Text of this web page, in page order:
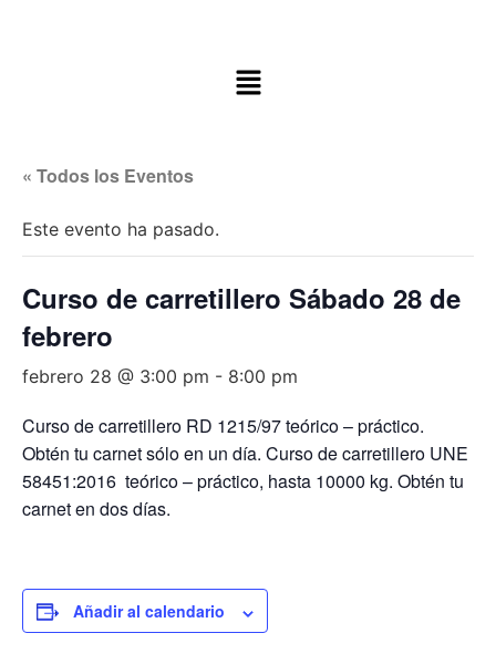
« Todos los Eventos
Este evento ha pasado.
Curso de carretillero Sábado 28 de
febrero
febrero 28 @ 3:00 pm - 8:00 pm
Curso de carretillero RD 1215/97 teórico – práctico.
Obtén tu carnet sólo en un día. Curso de carretillero UNE
58451:2016 teórico – práctico, hasta 10000 kg. Obtén tu
carnet en dos días.
Añadir al calendario